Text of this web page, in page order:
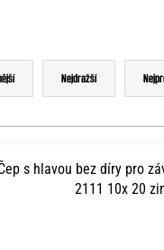
Nejdražší
s hlavou bez díry pro